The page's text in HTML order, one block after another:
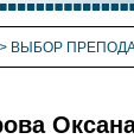
ВЫБОР